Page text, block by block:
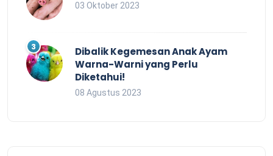
03 Oktober 2023
Dibalik Kegemesan Anak Ayam
Warna-Warni yang Perlu
Diketahui!
08 Agustus 2023